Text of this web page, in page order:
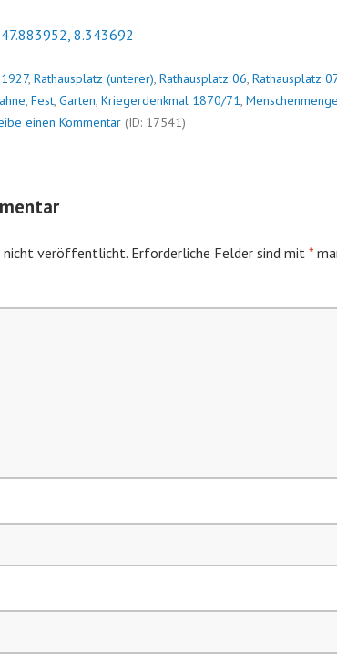
47.883952, 8.343692
1927, Rathausplatz (unterer) Rathausplatz 06 Rathausplatz 07
Fest Garten Kriegerdenkmal 1870/71 Menschenmenge
einen Kommentar (ID: 17541)
nicht veröffentlicht. Erforderliche Felder sind mit *